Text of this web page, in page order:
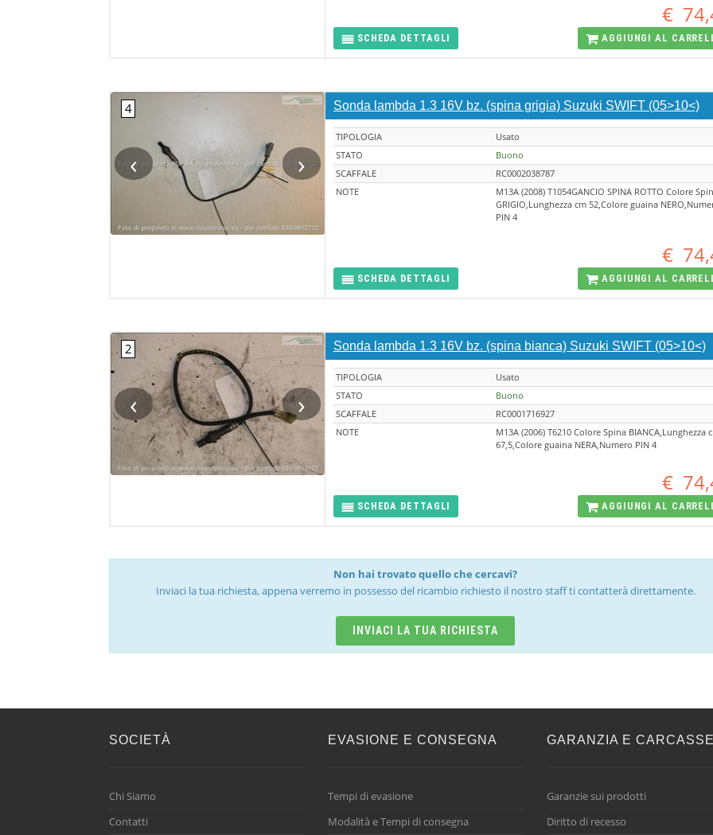
€
SCHEDA DETTAGLI AGGIUNGI AL
‹ ›
Sonda lambda 1.3 16V bz. (spina grigia) Suzuki SWIFT (05>10<)
TIPOLOGIA
Usato
STATO
Buono
SCAFFALE
RC0002038787
NOTE
M13A (2008) T1054GANCIO SPINA ROTTO Colore
GRIGIO,Lunghezza cm 52,Colore guaina
PIN 4
€
SCHEDA DETTAGLI AGGIUNGI AL
‹ ›
Sonda lambda 1.3 16V bz. (spina bianca) Suzuki SWIFT (05>10<)
TIPOLOGIA
Usato
STATO
Buono
SCAFFALE
RC0001716927
NOTE
M13A (2006) T6210 Colore Spina BIANCA,Lunghezza
67,5,Colore guaina NERA,Numero PIN 4
€
SCHEDA DETTAGLI AGGIUNGI AL
Non hai trovato quello che cercavi?
Inviaci la tua richiesta, appena verremo in possesso del ricambio richiesto il nostro staff ti contatterà direttamente.
INVIACI LA TUA RICHIESTA
SOCIETÀ
Chi Siamo
Contatti
EVASIONE E CONSEGNA
Tempi di evasione
Modalità e Tempi di consegna
GARANZIA E CARCASSE
Garanzie sui prodotti
Diritto di recesso